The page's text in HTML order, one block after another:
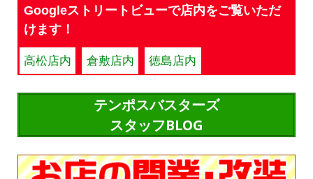
Googleストリートビューで店内をご覧いただ
けます！
高松店内 倉敷店内 徳島店内
テンポスバスターズ
スタッフBLOG